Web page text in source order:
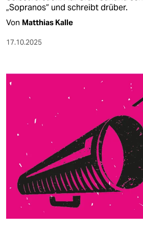
„Sopranos“ und schreibt drüber.
Von Matthias Kalle
17.10.2025